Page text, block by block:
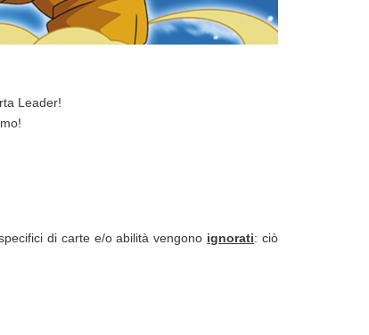
Leader!
di carte e/o abilità vengono ignorati: ciò